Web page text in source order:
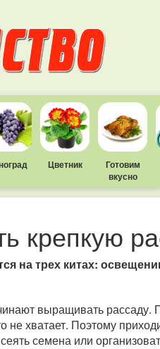
Цветник
Готовим
вкусно
крепкую
на трех китах:
выращивать рассаду.
не хватает. Поэтому
семена или